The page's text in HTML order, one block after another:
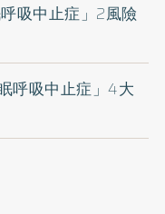
吸中止症」2風險
呼吸中止症」4大